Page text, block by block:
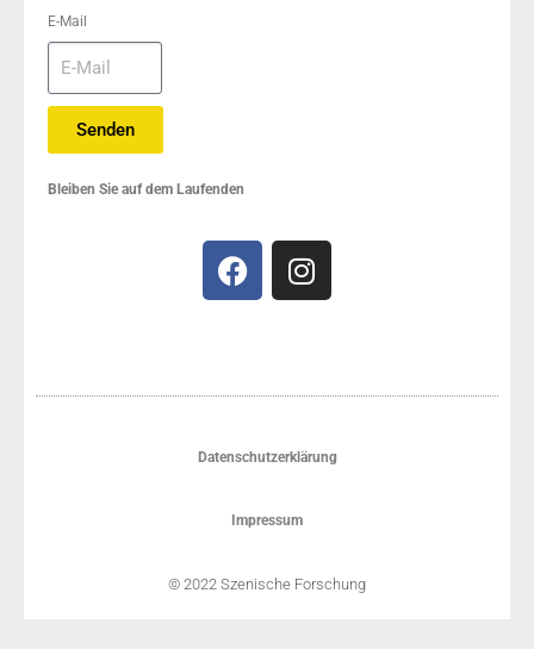
E-Mail
Senden
Bleiben Sie auf dem Laufenden
Datenschutzerklärung
Impressum
© 2022 Szenische Forschung